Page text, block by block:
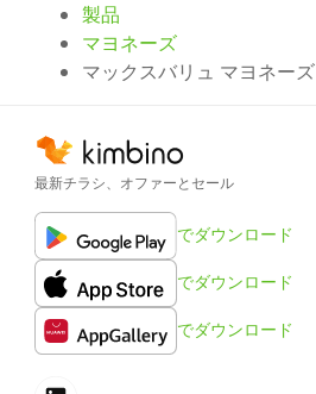
製品
マヨネーズ
マックスバリュ マヨネーズ
最新チラシ、オファーとセール
でダウンロード
でダウンロード
でダウンロード